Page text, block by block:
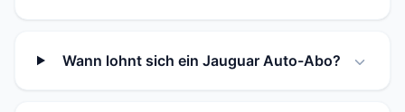
Wann lohnt sich ein Jauguar Auto-Abo?